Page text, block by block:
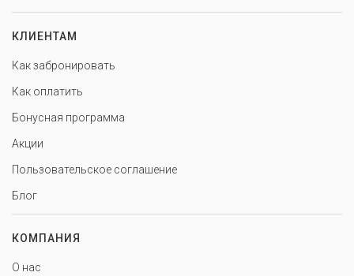
КЛИЕНТАМ
Как забронировать
Как оплатить
Бонусная программа
Акции
Пользовательское соглашение
Блог
КОМПАНИЯ
О нас